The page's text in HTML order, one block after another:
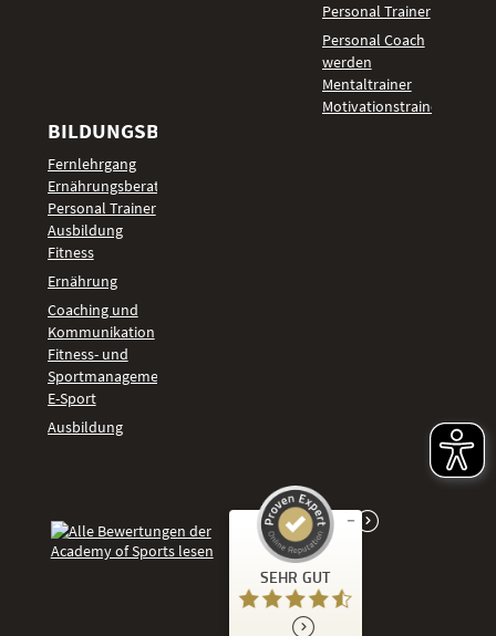
Personal Trainer
Personal Coach
werden
Mentaltrainer
Motivationstrainer
BILDUNGSBEREICHE
Fernlehrgang
Ernährungsberater
Personal Trainer
Ausbildung
Fitness
Ernährung
Coaching und
Kommunikation
Fitness- und
Sportmanagement
E-Sport
Ausbildung
SEHR GUT
Kundenbewertungen und Erfahrungen zu
Academy of Sports